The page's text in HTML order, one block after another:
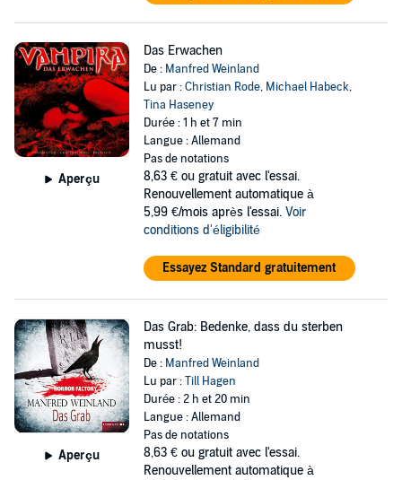
Aperçu
Das Erwachen
De : Manfred Weinland
Lu par :Christian Rode, Michael Habeck,
Tina Haseney
Durée : 1 h et 7 min
Langue : Allemand
Pas de notations
8,63 € ou gratuit avec l'essai.
Renouvellement automatique à
5,99 €/mois après l'essai. Voir
conditions d'éligibilité
Essayez Standard gratuitement
Aperçu
Das Grab: Bedenke, dass du sterben
musst!
De : Manfred Weinland
Lu par :Till Hagen
Durée : 2 h et 20 min
Langue : Allemand
Pas de notations
8,63 € ou gratuit avec l'essai.
Renouvellement automatique à